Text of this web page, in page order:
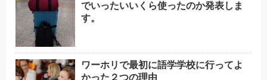
でいったいいくら使ったのか発表しま
す。
ワーホリで最初に語学学校に行ってよ
かった２つの理由